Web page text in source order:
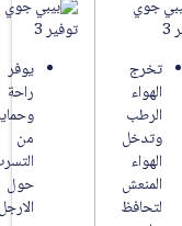
تخرج
الهواء
الرطب
وتدخل
الهواء
المنعش
لتحافظ
يوفر
وحماية
التسرب
حول
الارجل.